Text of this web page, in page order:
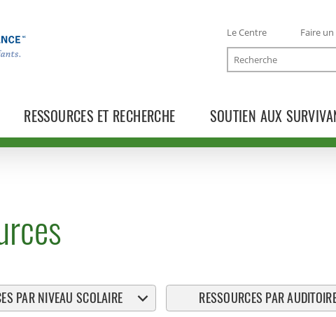
RESSOURCES ET RECHERCHE SOUTIEN AUX
Le Centre Faire
Recherche
PAR NIVEAU SCOLAIRE RESSOURCES PAR